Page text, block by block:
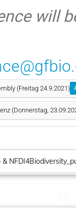
will
(Freitag 24.9.2021)
(Donnerstag,